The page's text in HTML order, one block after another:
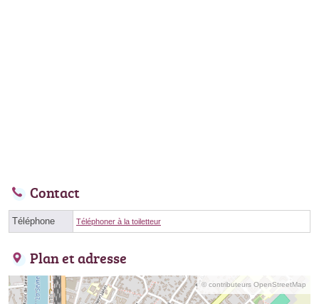
Contact
Téléphone Téléphoner à la toiletteur
Plan et adresse
© contributeurs OpenStreetMap